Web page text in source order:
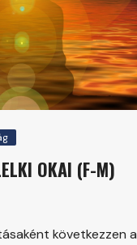
OKAI (F-M)
következzen a